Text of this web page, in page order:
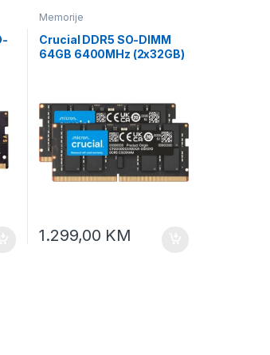
Memorije
Crucial DDR5 SO-DIMM
64GB 6400MHz (2x32GB)
1.299,00 KM